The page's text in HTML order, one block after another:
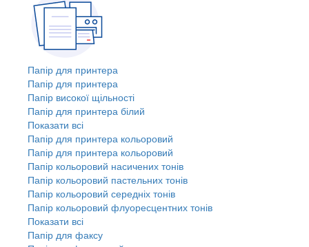
Папір для принтера
Папір для принтера
Папір високої щільності
Папір для принтера білий
Показати всі
Папір для принтера кольоровий
Папір для принтера кольоровий
Папір кольоровий насичених тонів
Папір кольоровий пастельних тонів
Папір кольоровий середніх тонів
Папір кольоровий флуоресцентних тонів
Показати всі
Папір для факсу